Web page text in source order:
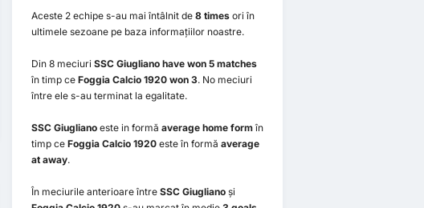
Aceste 2 echipe s-au mai întâlnit de 8 timesori în
ultimele sezoane pe baza informațiilor noastre.
Din 8 meciuri SSC Giugliano have won 5 matches
în timp ce Foggia Calcio 1920 won 3. No meciuri
între ele s-au terminat la egalitate.
SSC Giuglianoeste in formă average home formîn
timp ce Foggia Calcio 1920este în formă average
at away.
În meciurile anterioare între SSC Giuglianoși